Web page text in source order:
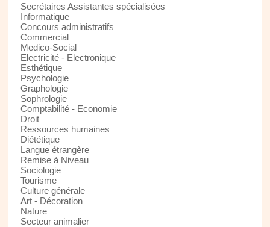
Secrétaires Assistantes spécialisées
Informatique
Concours administratifs
Commercial
Medico-Social
Electricité - Electronique
Esthétique
Psychologie
Graphologie
Sophrologie
Comptabilité - Economie
Droit
Ressources humaines
Diététique
Langue étrangère
Remise à Niveau
Sociologie
Tourisme
Culture générale
Art - Décoration
Nature
Secteur animalier